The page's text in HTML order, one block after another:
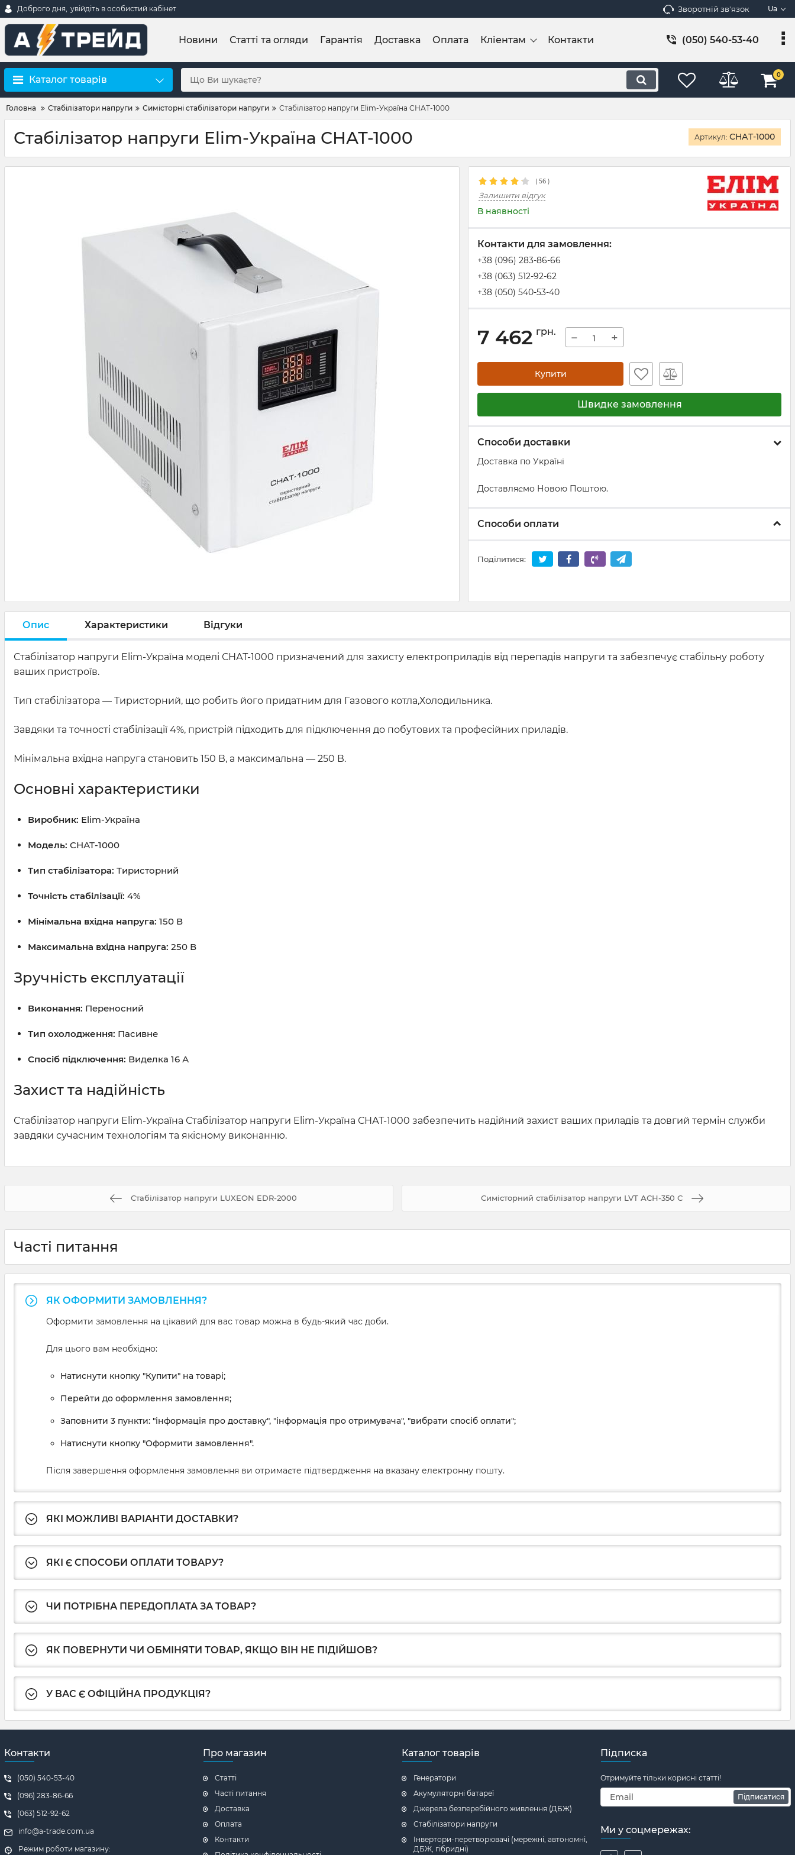
Доброго дня, увійдіть в особистий кабінет Зворотній зв'язок Ua
Новини Статті та огляди Гарантія Доставка Оплата Кліентам Контакти (050) 540-53-40
Каталог товарів 0
Головна Стабілізатори напруги Симісторні стабілізатори напруги Стабілізатор напруги Elim-Україна СНАТ-1000
Стабілізатор напруги Elim-Україна СНАТ-1000 Артикул: СНАТ-1000
( 56 )
Залишити відгук
В наявності
Контакти для замовлення:
+38 (096) 283-86-66
+38 (063) 512-92-62
+38 (050) 540-53-40
7 462 грн. − +
Купити
Швидке замовлення
Способи доставки
Доставка по Україні
Доставляємо Новою Поштою.
Способи оплати
Поділитися:
Опис Характеристики Відгуки
Стабілізатор напруги Elim-Україна моделі СНАТ-1000 призначений для захисту електроприладів від перепадів напруги та забезпечує стабільну роботу
ваших пристроїв.
Тип стабілізатора — Тиристорний, що робить його придатним для Газового котла,Холодильника.
Завдяки та точності стабілізації 4%, пристрій підходить для підключення до побутових та професійних приладів.
Мінімальна вхідна напруга становить 150 В, а максимальна — 250 В.
Основні характеристики
Виробник: Elim-Україна
Модель: СНАТ-1000
Тип стабілізатора: Тиристорний
Точність стабілізації: 4%
Мінімальна вхідна напруга: 150 В
Максимальна вхідна напруга: 250 В
Зручність експлуатації
Виконання: Переносний
Тип охолодження: Пасивне
Спосіб підключення: Виделка 16 А
Захист та надійність
Стабілізатор напруги Elim-Україна Стабілізатор напруги Elim-Україна СНАТ-1000 забезпечить надійний захист ваших приладів та довгий термін служби
завдяки сучасним технологіям та якісному виконанню.
Стабілізатор напруги LUXEON EDR-2000 Симісторний стабілізатор напруги LVT АСН-350 С
Часті питання
ЯК ОФОРМИТИ ЗАМОВЛЕННЯ?
Оформити замовлення на цікавий для вас товар можна в будь-який час доби.
Для цього вам необхідно:
Натиснути кнопку "Купити" на товарі;
Перейти до оформлення замовлення;
Заповнити 3 пункти: "інформація про доставку", "інформація про отримувача", "вибрати спосіб оплати";
Натиснути кнопку "Оформити замовлення".
Після завершення оформлення замовлення ви отримаєте підтвердження на вказану електронну пошту.
ЯКІ МОЖЛИВІ ВАРІАНТИ ДОСТАВКИ?
ЯКІ Є СПОСОБИ ОПЛАТИ ТОВАРУ?
ЧИ ПОТРІБНА ПЕРЕДОПЛАТА ЗА ТОВАР?
ЯК ПОВЕРНУТИ ЧИ ОБМІНЯТИ ТОВАР, ЯКЩО ВІН НЕ ПІДІЙШОВ?
У ВАС Є ОФІЦІЙНА ПРОДУКЦІЯ?
Контакти
(050) 540-53-40
(096) 283-86-66
(063) 512-92-62
info@a-trade.com.ua
Режим роботи магазину:
Про магазин
Статті
Часті питання
Доставка
Оплата
Контакти
Каталог товарів
Генератори
Акумуляторні батареї
Джерела безперебійного живлення (ДБЖ)
Стабілізатори напруги
Інвертори-перетворювачі (мережні, автономні,
ДБЖ, гібридні)
Підписка
Отримуйте тільки корисні статті!
Підписатися
Ми у соцмережах: